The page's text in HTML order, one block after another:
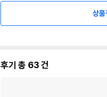
상품
후기 총 63건